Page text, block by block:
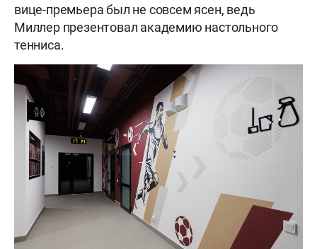
вице-премьера был не совсем ясен, ведь
Миллер презентовал академию настольного
тенниса.